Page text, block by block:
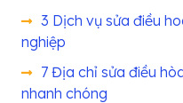
3 Dịch vụ sửa điều
nghiệp
7 Địa chỉ sửa điều
nhanh chóng